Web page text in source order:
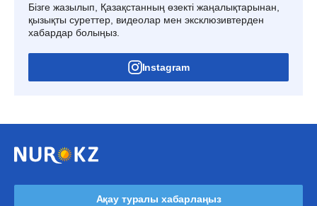
Бізге жазылып, Қазақстанның өзекті жаңалықтарынан,
қызықты суреттер, видеолар мен эксклюзивтерден
хабардар болыңыз.
Instagram
Ақау туралы хабарлаңыз